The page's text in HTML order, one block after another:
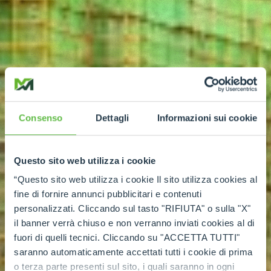
Consenso Dettagli Informazioni sui cookie
Questo sito web utilizza i cookie
“Questo sito web utilizza i cookie Il sito utilizza cookies al
fine di fornire annunci pubblicitari e contenuti
personalizzati. Cliccando sul tasto "RIFIUTA" o sulla "X"
il banner verrà chiuso e non verranno inviati cookies al di
fuori di quelli tecnici. Cliccando su "ACCETTA TUTTI"
saranno automaticamente accettati tutti i cookie di prima
o terza parte presenti sul sito, i quali saranno in ogni